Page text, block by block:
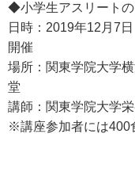
◆小学生アスリート
日時：2019年12月7
開催
場所：関東学院大学
堂
講師：関東学院大学
※講座参加者には400